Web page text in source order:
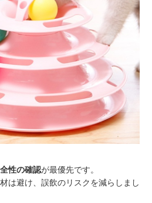
性の確認が最優先です。
は避け、誤飲のリスクを減らしまし